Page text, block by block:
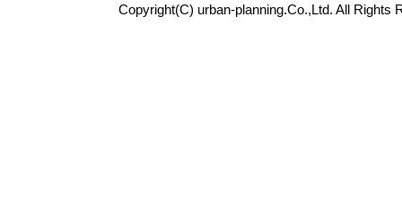
Copyright(C) urban-planning.Co.,Ltd. All Rights